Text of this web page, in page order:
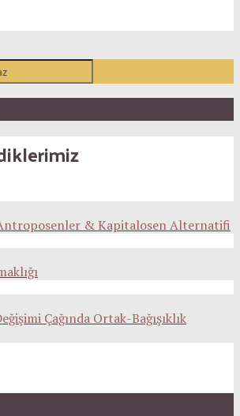
& Kapitalosen Alternatifi
Çağında Ortak-Bağışıklık